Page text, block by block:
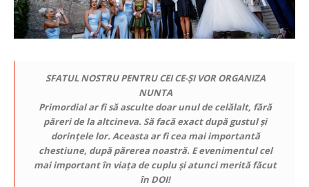
SFATUL NOSTRU PENTRU CEI CE-ȘI VOR ORGANIZA
NUNTA
Primordial ar fi să asculte doar unul de celălalt, fără
păreri de la altcineva. Să facă exact după gustul și
dorințele lor. Aceasta ar fi cea mai importantă
chestiune, după părerea noastră. E evenimentul cel
mai important în viața de cuplu și atunci merită făcut
în DOI!